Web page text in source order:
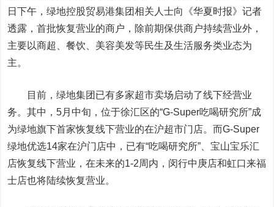
日下午，绿地控股贸易港集团相关人士向《华夏时报》记者
透露，首批恢复营业的商户，除前期保供商户持续营业外，
主要以商超、餐饮、美容美发等民生及生活服务类业态为
主。
目前，绿地集团已有多家超市卖场启动了线下经营业
务。其中，5月中旬，位于徐汇区的“G-Super吃喝研究所”成
为绿地旗下首家恢复线下营业的在沪超市门店。而G-Super
绿地优选14家在沪门店中，已有“吃喝研究所”、宝山宝乐汇
店恢复线下营业，在未来的1-2周内，闵行中庚店和虹口来福
士店也将陆续恢复营业。